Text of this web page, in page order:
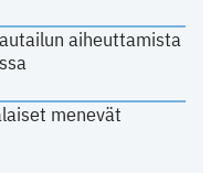
aiheuttamista
menevät